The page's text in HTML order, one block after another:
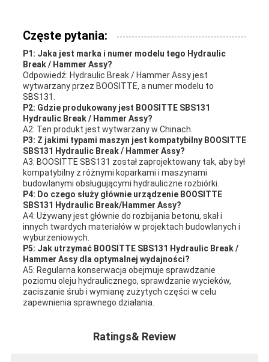
Częste pytania:
P1: Jaka jest marka i numer modelu tego Hydraulic
Break / Hammer Assy?
Odpowiedź: Hydraulic Break / Hammer Assy jest
wytwarzany przez BOOSITTE, a numer modelu to
SBS131.
P2: Gdzie produkowany jest BOOSITTE SBS131
Hydraulic Break / Hammer Assy?
A2: Ten produkt jest wytwarzany w Chinach.
P3: Z jakimi typami maszyn jest kompatybilny BOOSITTE
SBS131 Hydraulic Break / Hammer Assy?
A3: BOOSITTE SBS131 został zaprojektowany tak, aby był
kompatybilny z różnymi koparkami i maszynami
budowlanymi obsługującymi hydrauliczne rozbiórki.
P4: Do czego służy głównie urządzenie BOOSITTE
SBS131 Hydraulic Break/Hammer Assy?
A4: Używany jest głównie do rozbijania betonu, skał i
innych twardych materiałów w projektach budowlanych i
wyburzeniowych.
P5: Jak utrzymać BOOSITTE SBS131 Hydraulic Break /
Hammer Assy dla optymalnej wydajności?
A5: Regularna konserwacja obejmuje sprawdzanie
poziomu oleju hydraulicznego, sprawdzanie wycieków,
zaciszanie śrub i wymianę zużytych części w celu
zapewnienia sprawnego działania.
Ratings& Review